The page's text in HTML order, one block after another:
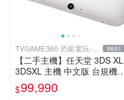
TVGAME360 恐龍電玩-台
中店
8651
【二手主機】任天堂 3DS XL
3DSXL 主機 中文版 台規機
白色 附充電器 裸裝【台中恐
龍電玩】
$99,990